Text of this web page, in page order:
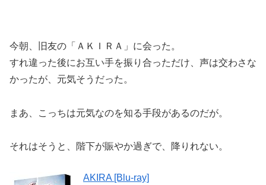
今朝、旧友の「ＡＫＩＲＡ」に会った。
すれ違った後にお互い手を振り合っただけ、声は交わさな
かったが、元気そうだった。
まあ、こっちは元気なのを知る手段があるのだが。
それはそうと、階下が賑やか過ぎで、降りれない。
AKIRA [Blu-ray]